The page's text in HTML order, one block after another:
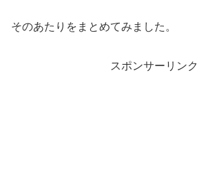
そのあたりをまとめてみました。
スポンサーリンク